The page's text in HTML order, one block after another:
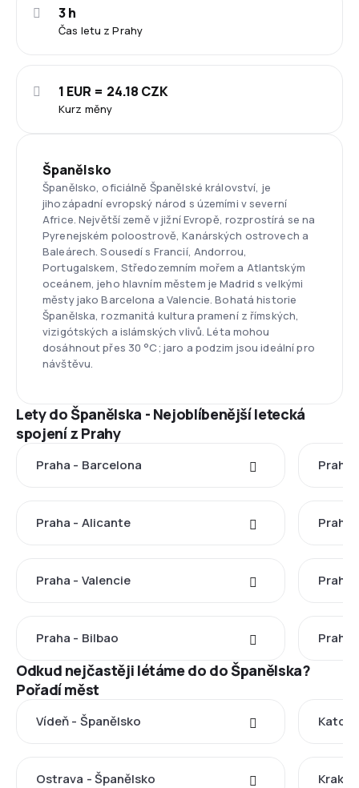
Čas letu z Prahy
3 h
Kurz měny
1 EUR = 24.18 CZK
Španělsko
Španělsko, oficiálně Španělské království, je
jihozápadní evropský národ s územími v severní
Africe. Největší země v jižní Evropě, rozprostírá se na
Pyrenejském poloostrově, Kanárských ostrovech a
Baleárech. Sousedí s Francií, Andorrou,
Portugalskem, Středozemním mořem a Atlantským
oceánem, jeho hlavním městem je Madrid s velkými
městy jako Barcelona a Valencie. Bohatá historie
Španělska, rozmanitá kultura pramení z římských,
vizigótských a islámských vlivů. Léta mohou
dosáhnout přes 30 °C; jaro a podzim jsou ideální pro
návštěvu.
Lety do Španělska - Nejoblíbenější letecká
spojení z Prahy
Praha - Barcelona Praha
Praha - Alicante Praha
Praha - Valencie Praha
Praha - Bilbao Praha
Odkud nejčastěji létáme do do Španělska?
Pořadí měst
Vídeň - Španělsko
Ostrava - Španělsko